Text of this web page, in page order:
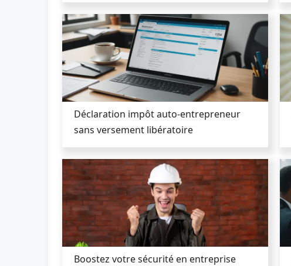
Déclaration impôt auto-entrepreneur
sans versement libératoire
Boostez votre sécurité en entreprise